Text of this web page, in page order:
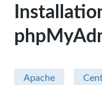
Apache